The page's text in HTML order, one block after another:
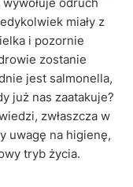
miały z
i pozornie
zostanie
jest salmonella,
już nas zaatakuje?
zwłaszcza w
uwagę na higienę,
tryb życia.